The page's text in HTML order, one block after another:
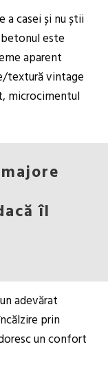
a casei și nu știi
este
aparent
textură vintage
microcimentul
îl
adevărat
prin
un confort